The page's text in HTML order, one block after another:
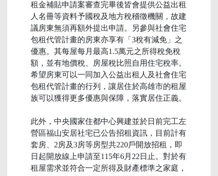
租金補貼申請案審查完畢後皆會提供公益出租
人名冊等資料予國稅及地方稅稽徵機關，故建
議房東無須再額外提出申請。另參與社會住宅
包租代管計畫的房東亦享有「3稅有減免」之
優惠。其每屋每月最高1.5萬元之所得稅免稅
額，並有地價稅、房屋稅比照自用住宅稅率。
希望房東可以一同加入公益出租人及社會住宅
包租代管計畫的行列，讓居住於高雄市的租屋
族可以獲得更多優惠與保障，落實居住正義。
此外，中央國家住都中心興建並於日前完工左
營區福山安居社宅已公告招租資訊，目前計有
套房、2房及3房等房型共220戶開放招租，即
日起開放線上申請至115年6月22日止。對於有
租屋需求並符合一定所得及財產標準之家庭，